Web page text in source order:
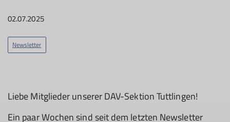
02.07.2025
Newsletter
Liebe Mitglieder unserer DAV-Sektion Tuttlingen!
Ein paar Wochen sind seit dem letzten Newsletter